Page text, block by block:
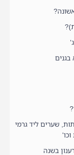
שערים ליד גרמי
בשנה